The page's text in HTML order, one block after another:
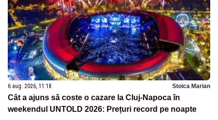
6 aug. 2026, 11:18 Stoica Marian
Cât a ajuns să coste o cazare la Cluj-Napoca în
weekendul UNTOLD 2026: Prețuri record pe noapte